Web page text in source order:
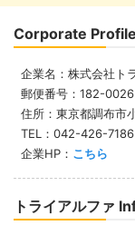
Corporate Profile
企業名：株式会社ト
郵便番号：182-0026
住所：東京都調布市
TEL：042-426-7186(
企業HP： こちら
トライアルファ